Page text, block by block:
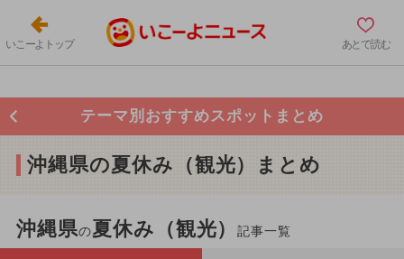
いこーよトップ あとで読む
テーマ別おすすめスポットまとめ
沖縄県の夏休み（観光）まとめ
沖縄県の夏休み（観光）記事一覧